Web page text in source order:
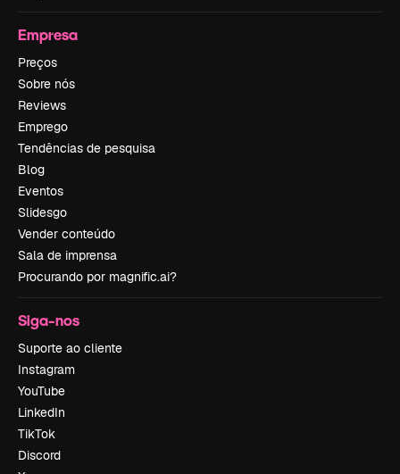
Empresa
Preços
Sobre nós
Reviews
Emprego
Tendências de pesquisa
Blog
Eventos
Slidesgo
Vender conteúdo
Sala de imprensa
Procurando por magnific.ai?
Siga-nos
Suporte ao cliente
Instagram
YouTube
LinkedIn
TikTok
Discord